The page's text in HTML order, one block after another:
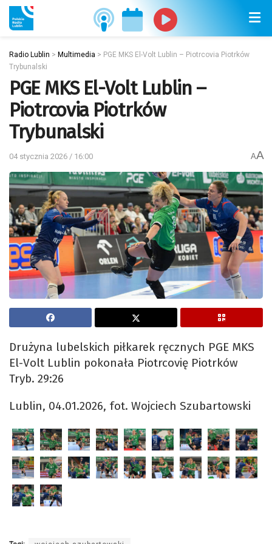
Radio Lublin > Multimedia > PGE MKS El-Volt Lublin – Piotrcovia Piotrków
Trybunalski
PGE MKS El-Volt Lublin –
Piotrcovia Piotrków
Trybunalski
04 stycznia 2026 / 16:00 AA
Drużyna lubelskich piłkarek ręcznych PGE MKS
El-Volt Lublin pokonała Piotrcovię Piotrków
Tryb. 29:26
Lublin, 04.01.2026, fot. Wojciech Szubartowski